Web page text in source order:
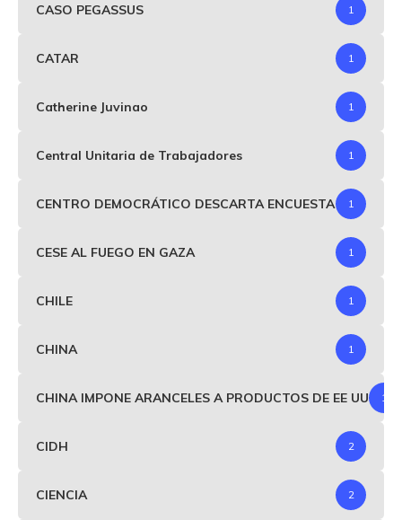
CASO PEGASSUS 1
CATAR 1
Catherine Juvinao 1
Central Unitaria de Trabajadores 1
CENTRO DEMOCRÁTICO DESCARTA ENCUESTA 1
CESE AL FUEGO EN GAZA 1
CHILE 1
CHINA 1
CHINA IMPONE ARANCELES A PRODUCTOS DE EE UU 1
CIDH 2
CIENCIA 2